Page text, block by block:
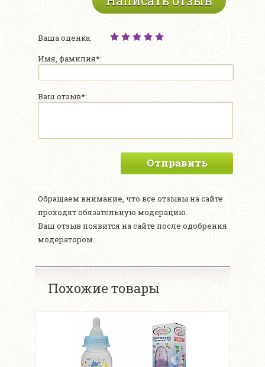
Ваша оценка:
Имя, фамилия*:
Ваш отзыв*:
Отправить
Обращаем внимание, что все отзывы на сайте
проходят обязательную модерацию.
Ваш отзыв появится на сайте после одобрения
модератором.
Похожие товары